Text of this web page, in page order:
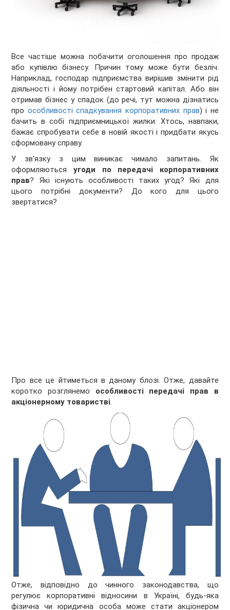
Все частіше можна побачити оголошення про продаж
або купівлю бізнесу. Причин тому може бути безліч.
Наприклад, господар підприємства вирішив змінити рід
діяльності і йому потрібен стартовий капітал. Або він
отримав бізнес у спадок (до речі, тут можна дізнатись
про особливості спадкування корпоративних прав) і не
бачить в собі підприємницької жилки. Хтось, навпаки,
бажає спробувати себе в новій якості і придбати якусь
сформовану справу.
У зв'язку з цим виникає чимало запитань. Як
оформляються угоди по передачі корпоративних
прав? Які існують особливості таких угод? Які для
цього потрібні документи? До кого для цього
звертатися?
Про все це йтиметься в даному блозі. Отже, давайте
коротко розглянемо особливості передачі прав в
акціонерному товаристві.
Отже, відповідно до чинного законодавства, що
регулює корпоративні відносини в Україні, будь-яка
фізична чи юридична особа може стати акціонером